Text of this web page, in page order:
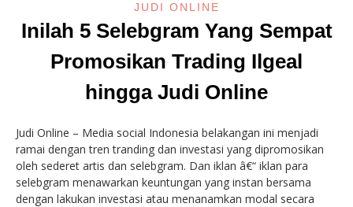
JUDI ONLINE
Inilah 5 Selebgram Yang Sempat
Promosikan Trading Ilgeal
hingga Judi Online
Judi Online – Media social Indonesia belakangan ini menjadi
ramai dengan tren tranding dan investasi yang dipromosikan
oleh sederet artis dan selebgram. Dan iklan â€“ iklan para
selebgram menawarkan keuntungan yang instan bersama
dengan lakukan investasi atau menanamkan modal secara